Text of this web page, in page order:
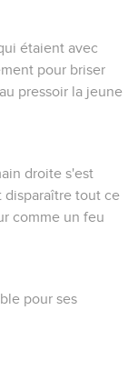
étaient avec
pour briser
pressoir la jeune
droite s'est
disparaître tout ce
comme un feu
pour ses